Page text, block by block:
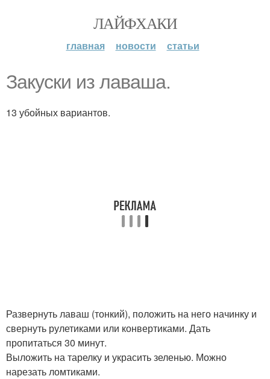
ЛАЙФХАКИ
главная новости статьи
Закуски из лаваша.
13 убойных вариантов.
Развернуть лаваш (тонкий), положить на него начинку и
свернуть рулетиками или конвертиками. Дать
пропитаться 30 минут.
Выложить на тарелку и украсить зеленью. Можно
нарезать ломтиками.